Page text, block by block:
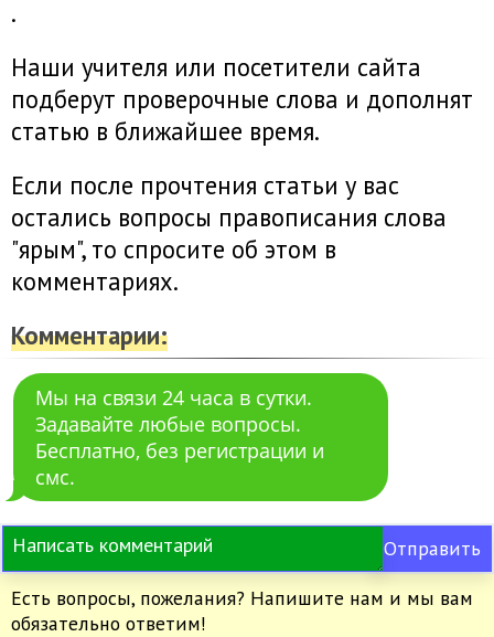
.
Наши учителя или посетители сайта
подберут проверочные слова и дополнят
статью в ближайшее время.
Если после прочтения статьи у вас
остались вопросы правописания слова
"ярым", то спросите об этом в
комментариях.
Комментарии:
Мы на связи 24 часа в сутки.
Задавайте любые вопросы.
Бесплатно, без регистрации и
смс.
Отправить
Есть вопросы, пожелания? Напишите нам и мы вам
обязательно ответим!